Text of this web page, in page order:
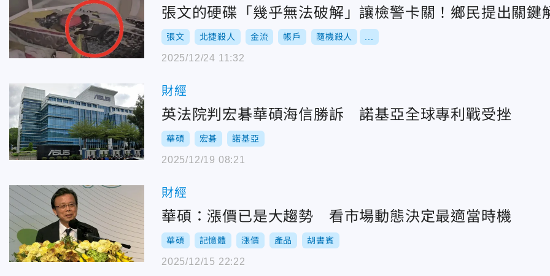
張文的硬碟「幾乎無法破解」讓檢警卡關！鄉民提出關鍵
張文 北捷殺人 金流 帳戶 隨機殺人
2025/12/24 11:32
財經
英法院判宏碁華碩海信勝訴 諾基亞全球專利戰受挫
華碩 宏碁 諾基亞
2025/12/19 08:21
財經
華碩：漲價已是大趨勢 看市場動態決定最適當時機
華碩 記憶體 漲價 產品 胡書賓
2025/12/15 22:22